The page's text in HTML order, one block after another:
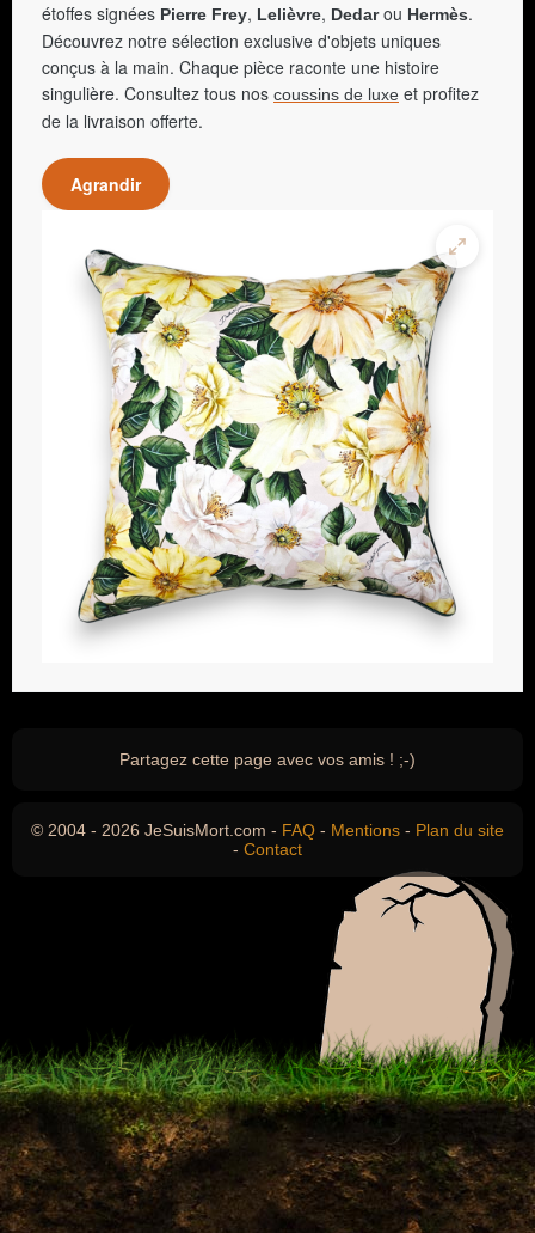
étoffes signées Pierre Frey, Lelièvre, Dedarou Hermès.
Découvrez notre sélection exclusive d'objets uniques
conçus à la main. Chaque pièce raconte une histoire
singulière. Consultez tous nos coussins de luxe et profitez
de la livraison offerte.
Agrandir
Partagez cette page avec vos amis ! ;-)
© 2004 - 2026 JeSuisMort.com - FAQ - Mentions - Plan du site
- Contact